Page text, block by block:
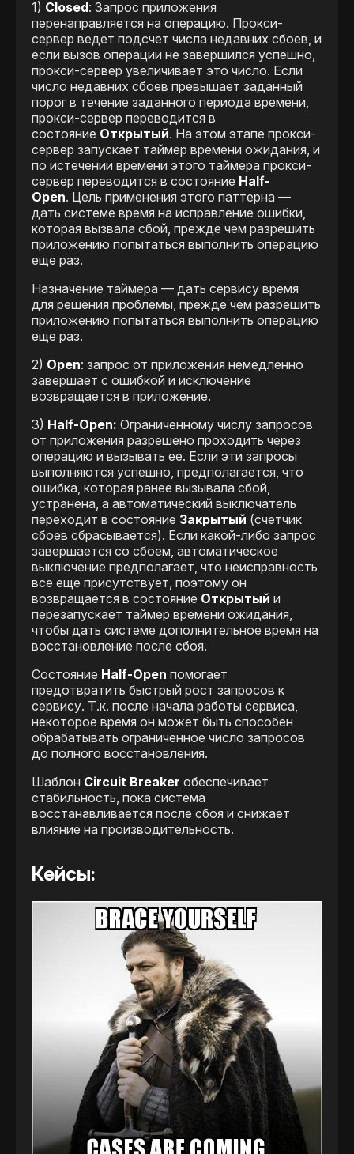
1) Closed: Запрос приложения
перенаправляется на операцию. Прокси-
сервер ведет подсчет числа недавних сбоев, и
если вызов операции не завершился успешно,
прокси-сервер увеличивает это число. Если
число недавних сбоев превышает заданный
порог в течение заданного периода времени,
прокси-сервер переводится в
состояние Открытый. На этом этапе прокси-
сервер запускает таймер времени ожидания, и
по истечении времени этого таймера прокси-
сервер переводится в состояние Half-
Open. Цель применения этого паттерна —
дать системе время на исправление ошибки,
которая вызвала сбой, прежде чем разрешить
приложению попытаться выполнить операцию
еще раз.
Назначение таймера — дать сервису время
для решения проблемы, прежде чем разрешить
приложению попытаться выполнить операцию
еще раз.
2) Open: запрос от приложения немедленно
завершает с ошибкой и исключение
возвращается в приложение.
3) Half-Open: Ограниченному числу запросов
от приложения разрешено проходить через
операцию и вызывать ее. Если эти запросы
выполняются успешно, предполагается, что
ошибка, которая ранее вызывала сбой,
устранена, а автоматический выключатель
переходит в состояние Закрытый (счетчик
сбоев сбрасывается). Если какой-либо запрос
завершается со сбоем, автоматическое
выключение предполагает, что неисправность
все еще присутствует, поэтому он
возвращается в состояние Открытый и
перезапускает таймер времени ожидания,
чтобы дать системе дополнительное время на
восстановление после сбоя.
Состояние Half-Open помогает
предотвратить быстрый рост запросов к
сервису. Т.к. после начала работы сервиса,
некоторое время он может быть способен
обрабатывать ограниченное число запросов
до полного восстановления.
Шаблон Circuit Breaker обеспечивает
стабильность, пока система
восстанавливается после сбоя и снижает
влияние на производительность.
Кейсы: